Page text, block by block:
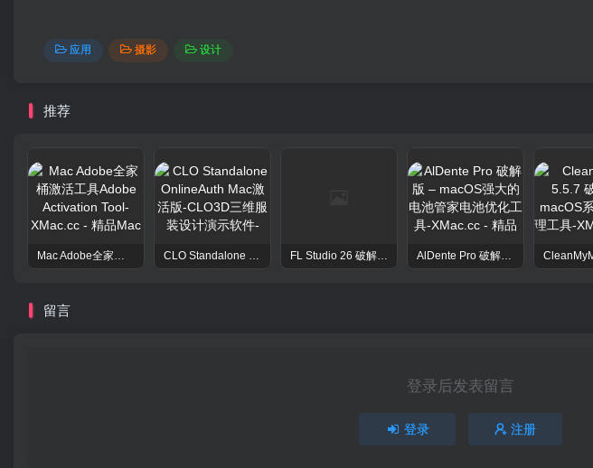
应用 摄影 设计
推荐
Mac Adobe全家桶激活工具Adobe Activation Tool CLO Standalone OnlineAuth Mac激活版-CLO3D三维服装设计演示软件 FL Studio 26 破解版 – 强大的音频后期处理程序 AlDente Pro 破解版 – macOS强大的电池管家电池优化工具
留言
登录后发表留言
登录 注册